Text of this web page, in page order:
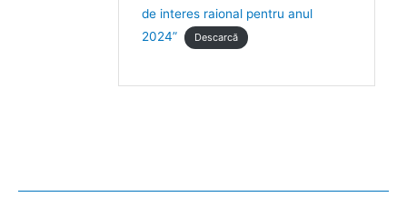
de interes raional pentru anul
2024”
Descarcă